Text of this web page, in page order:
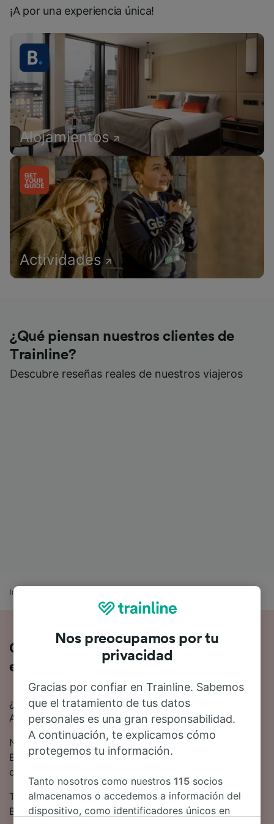
¡A por una experiencia única!
Alojamientos
Actividades
¿Qué piensan nuestros clientes de
Trainline?
Descubre reseñas reales de nuestros viajeros
Inicio
Cómo es el viaje de Brunnen a Zúrich
en tren
¿Estás pensando en ir en tren de Brunnen a Zúrich?
Aquí tienes toda la información.
Normalmente se tardan 1 hora 3 minutos en viajar de
Brunnen a Zúrich en tren. De media, 39 trenes trenes
operan a diario en esta ruta.
Te gustará saber que hay trenes directos para ir de
Brunnen a Zúrich.
Nos preocupamos por tu
privacidad
Gracias por confiar en Trainline. Sabemos
que el tratamiento de tus datos
personales es una gran responsabilidad.
A continuación, te explicamos cómo
protegemos tu información.
Tanto nosotros como nuestros115 socios
almacenamos o accedemos a información del
dispositivo, como identificadores únicos en